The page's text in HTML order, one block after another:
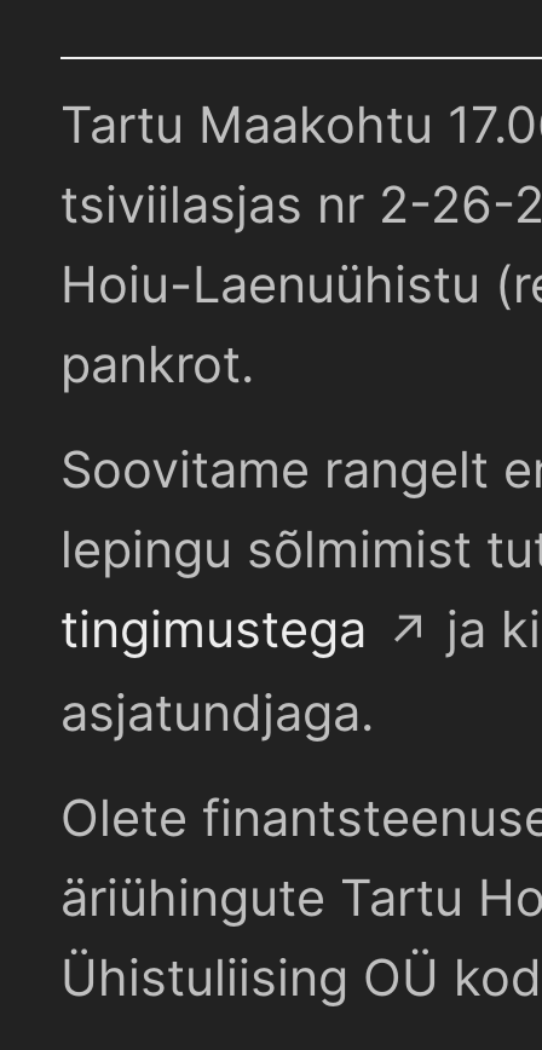
Tartu Maakohtu
tsiviilasjas nr 2-26-
Hoiu-Laenuühistu
pankrot.
Soovitame rangelt
lepingu sõlmimist
tingimustega
ja
asjatundjaga.
Olete
äriühingute Tartu
Ühistuliising OÜ